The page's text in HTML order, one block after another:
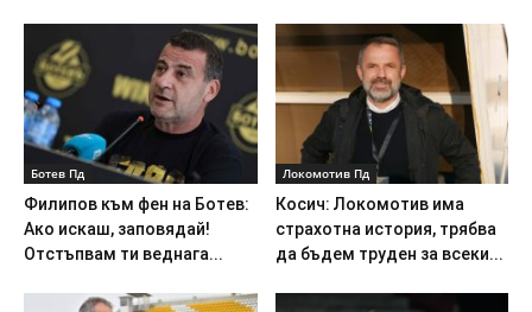
Ботев Пд
Филипов към фен на Ботев:
Ако искаш, заповядай!
Отстъпвам ти веднага...
Локомотив Пд
Косич: Локомотив има
страхотна история, трябва
да бъдем труден за всеки...